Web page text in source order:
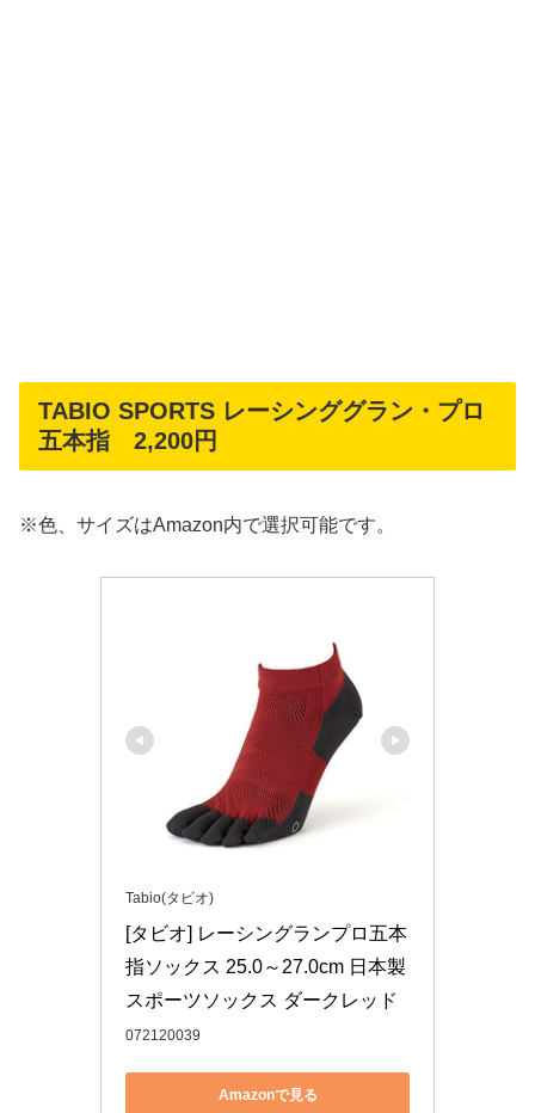
TABIO SPORTS レーシンググラン・プロ
五本指 2,200円
※色、サイズはAmazon内で選択可能です。
Tabio(タビオ)
[タビオ] レーシングランプロ五本
指ソックス 25.0～27.0cm 日本製
スポーツソックス ダークレッド
072120039
Amazonで見る